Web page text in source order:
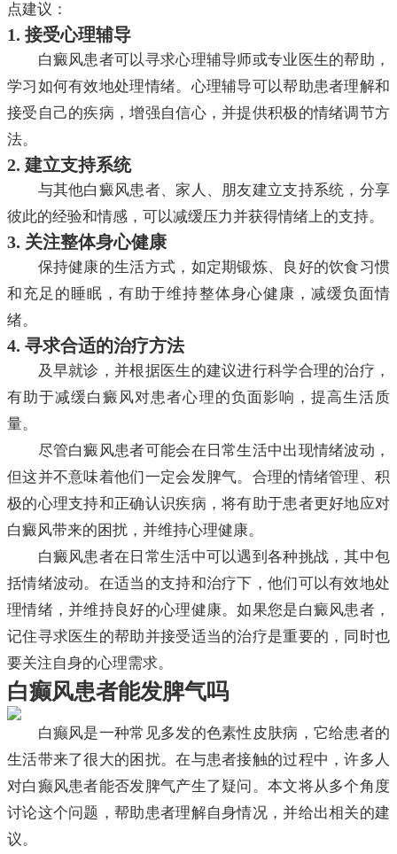
点建议：
1. 接受心理辅导
白癜风患者可以寻求心理辅导师或专业医生的帮助，
学习如何有效地处理情绪。心理辅导可以帮助患者理解和
接受自己的疾病，增强自信心，并提供积极的情绪调节方
法。
2. 建立支持系统
与其他白癜风患者、家人、朋友建立支持系统，分享
彼此的经验和情感，可以减缓压力并获得情绪上的支持。
3. 关注整体身心健康
保持健康的生活方式，如定期锻炼、良好的饮食习惯
和充足的睡眠，有助于维持整体身心健康，减缓负面情
绪。
4. 寻求合适的治疗方法
及早就诊，并根据医生的建议进行科学合理的治疗，
有助于减缓白癜风对患者心理的负面影响，提高生活质
量。
尽管白癜风患者可能会在日常生活中出现情绪波动，
但这并不意味着他们一定会发脾气。合理的情绪管理、积
极的心理支持和正确认识疾病，将有助于患者更好地应对
白癜风带来的困扰，并维持心理健康。
白癜风患者在日常生活中可以遇到各种挑战，其中包
括情绪波动。在适当的支持和治疗下，他们可以有效地处
理情绪，并维持良好的心理健康。如果您是白癜风患者，
记住寻求医生的帮助并接受适当的治疗是重要的，同时也
要关注自身的心理需求。
白癫风患者能发脾气吗
白癫风是一种常见多发的色素性皮肤病，它给患者的
生活带来了很大的困扰。在与患者接触的过程中，许多人
对白癫风患者能否发脾气产生了疑问。本文将从多个角度
讨论这个问题，帮助患者理解自身情况，并给出相关的建
议。